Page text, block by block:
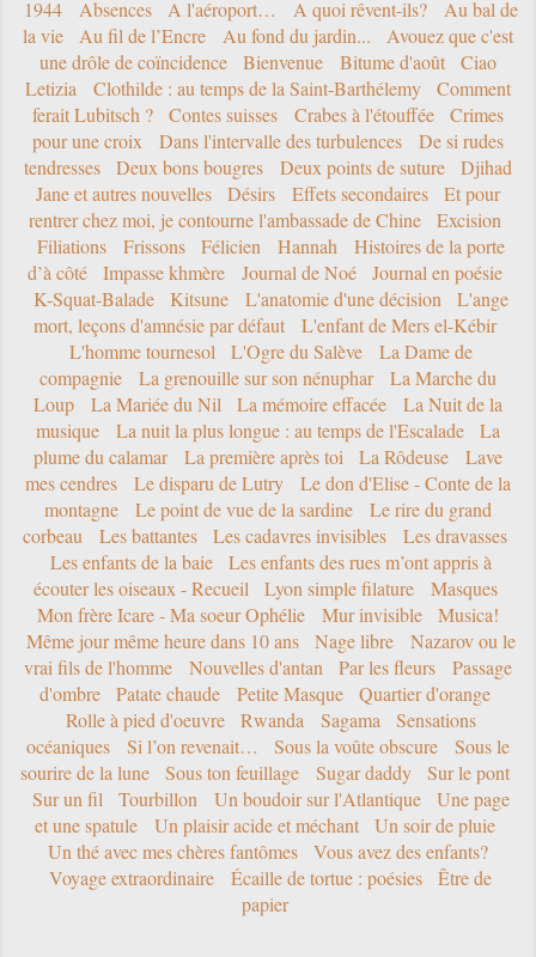
1944 Absences A l'aéroport… A quoi rêvent-ils?
Au bal de
la vie
Au fil de l’Encre Au fond du jardin...
Avouez que c'est
une drôle de coïncidence
Bienvenue Bitume d'août
Ciao
Letizia
Clothilde : au temps de la Saint-Barthélemy
Comment
ferait Lubitsch ?
Contes suisses Crabes à l'étouffée
Crimes
pour une croix
Dans l'intervalle des turbulences
De si rudes
tendresses
Deux bons bougres Deux points de suture
Djihad
Jane et autres nouvelles
Désirs Effets secondaires
Et pour
rentrer chez moi, je contourne l'ambassade de Chine
Excision
Filiations
Frissons Félicien Hannah
Histoires de la porte
d’à côté
Impasse khmère Journal de Noé
Journal en poésie
K-Squat-Balade
Kitsune L'anatomie d'une décision
L'ange
mort, leçons d'amnésie par défaut
L'enfant de Mers el-Kébir
L'homme tournesol
L'Ogre du Salève
La Dame de
compagnie
La grenouille sur son nénuphar
La Marche du
Loup
La Mariée du Nil La mémoire effacée
La Nuit de la
musique
La nuit la plus longue : au temps de l'Escalade
La
plume du calamar
La première après toi La Rôdeuse
Lave
mes cendres
Le disparu de Lutry
Le don d'Elise - Conte de la
montagne
Le point de vue de la sardine
Le rire du grand
corbeau
Les battantes Les cadavres invisibles
Les dravasses
Les enfants de la baie
Les enfants des rues m’ont appris à
écouter les oiseaux - Recueil
Lyon simple filature
Masques
Mon frère Icare - Ma soeur Ophélie
Mur invisible
Musica!
Même jour même heure dans 10 ans
Nage libre
Nazarov ou le
vrai fils de l'homme
Nouvelles d'antan Par les fleurs
Passage
d'ombre
Patate chaude Petite Masque
Quartier d'orange
Rolle à pied d'oeuvre
Rwanda Sagama
Sensations
océaniques
Si l’on revenait… Sous la voûte obscure
Sous le
sourire de la lune
Sous ton feuillage Sugar daddy
Sur le pont
Sur un fil
Tourbillon Un boudoir sur l'Atlantique
Une page
et une spatule
Un plaisir acide et méchant
Un soir de pluie
Un thé avec mes chères fantômes
Vous avez des enfants?
Voyage extraordinaire
Écaille de tortue : poésies
Être de
papier